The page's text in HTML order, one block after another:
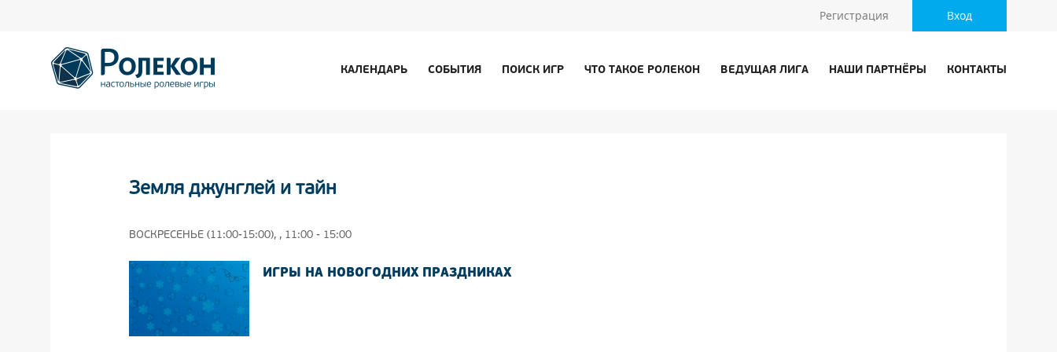
Вход
Регистрация
КАЛЕНДАРЬ СОБЫТИЯ ПОИСК ИГР ЧТО ТАКОЕ РОЛЕКОН ВЕДУЩАЯ ЛИГА НАШИ ПАРТНЁРЫ КОНТАКТЫ
Земля джунглей и тайн
ВОСКРЕСЕНЬЕ (11:00-15:00), , 11:00 - 15:00
ИГРЫ НА НОВОГОДНИХ ПРАЗДНИКАХ